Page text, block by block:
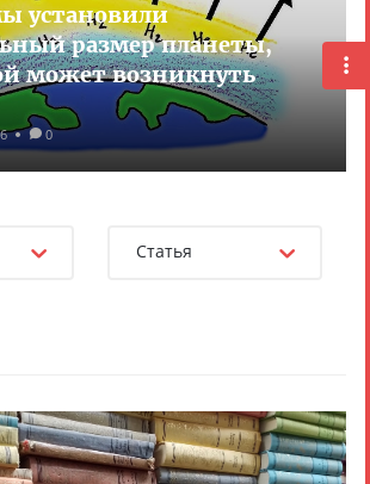
установили
размер планеты,
может возникнуть
0
Статья